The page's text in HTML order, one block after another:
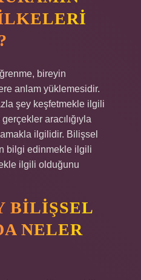
bireyin
anlam yüklemesidir.
şey keşfetmekle ilgili
aracılığıyla
ilgilidir. Bilişsel
bilgi edinmekle ilgili
ilgili olduğunu
BILIŞSEL
NELER